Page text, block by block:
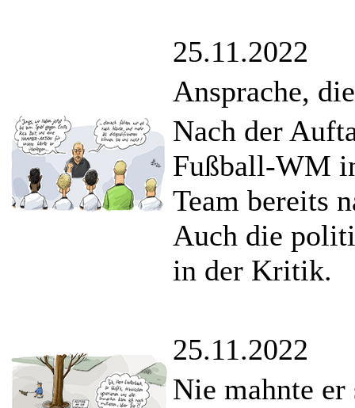
25.11.2022
Ansprache,
Nach der
Fußball-WM
Team bereits
Auch die
in der Kritik.
25.11.2022
Nie mahnte er